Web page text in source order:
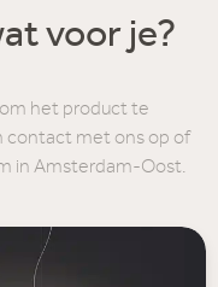
voor je?
om het product te
contact met ons op of
in Amsterdam-Oost.